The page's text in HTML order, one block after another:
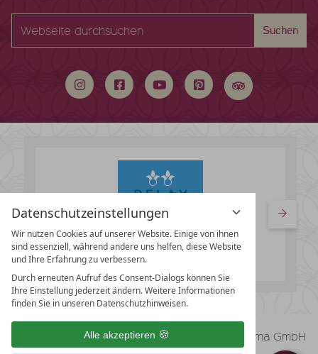
Datenschutzeinstellungen
Wir nutzen Cookies auf unserer Website. Einige von ihnen
sind essenziell, während andere uns helfen, diese Website
und Ihre Erfahrung zu verbessern.
Durch erneuten Aufruf des Consent-Dialogs können Sie
Ihre Einstellung jederzeit ändern. Weitere Informationen
finden Sie in unseren Datenschutzhinweisen.
Alle akzeptieren
durchsuchen
Suchen
vioma GmbH